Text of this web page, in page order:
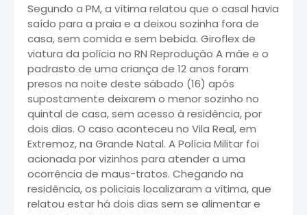
Segundo a PM, a vítima relatou que o casal havia
saído para a praia e a deixou sozinha fora de
casa, sem comida e sem bebida. Giroflex de
viatura da polícia no RN Reprodução A mãe e o
padrasto de uma criança de 12 anos foram
presos na noite deste sábado (16) após
supostamente deixarem o menor sozinho no
quintal de casa, sem acesso à residência, por
dois dias. O caso aconteceu no Vila Real, em
Extremoz, na Grande Natal. A Polícia Militar foi
acionada por vizinhos para atender a uma
ocorrência de maus-tratos. Chegando na
residência, os policiais localizaram a vítima, que
relatou estar há dois dias sem se alimentar e